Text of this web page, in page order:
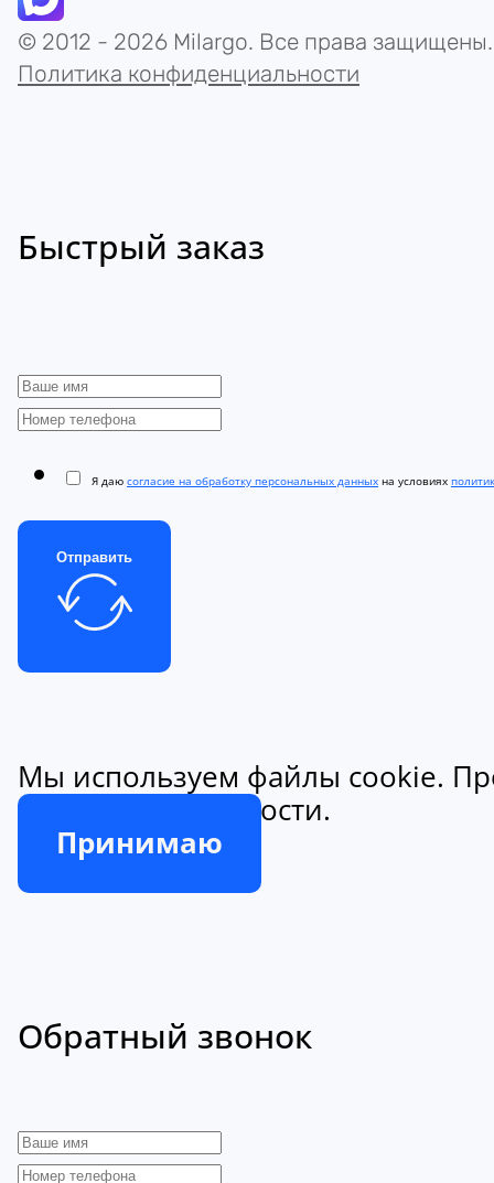
© 2012 - 2026 Milargo. Все права защищены.
Политика конфиденциальности
Быстрый заказ
Я даю согласие на обработку персональных данных на условиях
Отправить
Мы используем файлы cookie.
конфиденциальности.
Принимаю
Обратный звонок